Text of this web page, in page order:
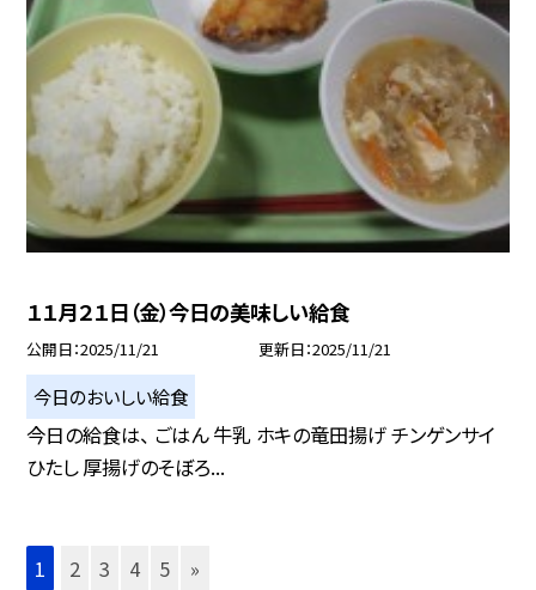
１１月２１日（金）今日の美味しい給食
公開日 2025/11/21 更新日 2025/11/21
今日のおいしい給食
今日の給食は、 ごはん 牛乳 ホキの竜田揚げ チンゲンサイ
ひたし 厚揚げのそぼろ...
1 2 3 4 5 »